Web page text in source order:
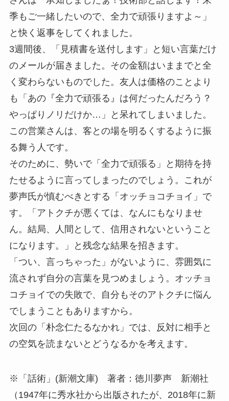
季もご一緒したいので、全力で頑張りますよ～」
と快く返事をしてくれました。
3週間後、「見積書を送付します」と短い言葉だけ
のメールが届きました。その金額はいままでと全
く変わらないものでした。友人は価格のことより
も「あの『全力で頑張る』は何だったんだろう？
やっぱりノリだけか…」と呆れてしまいました。
この営業さんは、客との場を明るくするように振
る舞う人です。
そのために、勢いで「全力で頑張る」と期待を持
たせるように言ってしまったのでしょう。これが
夢声氏が慎むべきとする「オッチョコチョイ」で
す。「アトクチが悪くては、なんにもなりませ
ん。結局、人間として、信用されないということ
になります。」と残念な結果を招きます。
「つい、言っちゃった」がないように、雰囲気に
流されず自分の言葉を見つめましょう。オッチョ
コチョイでの失敗で、自分もそのアトクチに悩ん
でしまうこともありますから。
次回の「朴念仁たるなかれ」では、反対に相手と
の空気を読まないとどうなるかを考えます。
※「話術」(新潮文庫) 著者：徳川夢声 新潮社
（1947年に秀水社から出版されたが、2018年に新